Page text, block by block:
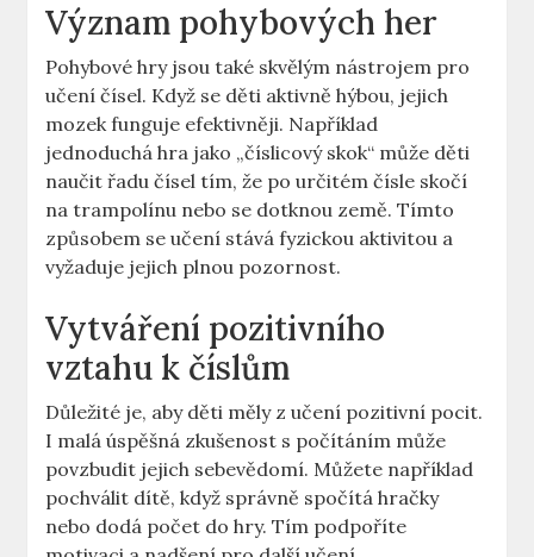
Význam pohybových her
Pohybové hry jsou také skvělým nástrojem pro
učení čísel. Když se děti aktivně hýbou, jejich
mozek funguje efektivněji. Například
jednoduchá hra jako „číslicový skok“ může děti
naučit řadu čísel tím, že po určitém čísle skočí
na trampolínu nebo se dotknou země. Tímto
způsobem se učení stává fyzickou aktivitou a
vyžaduje jejich plnou pozornost.
Vytváření pozitivního
vztahu k číslům
Důležité je, aby děti měly z učení pozitivní pocit.
I malá úspěšná zkušenost s počítáním může
povzbudit jejich sebevědomí. Můžete například
pochválit dítě, když správně spočítá hračky
nebo dodá počet do hry. Tím podpoříte